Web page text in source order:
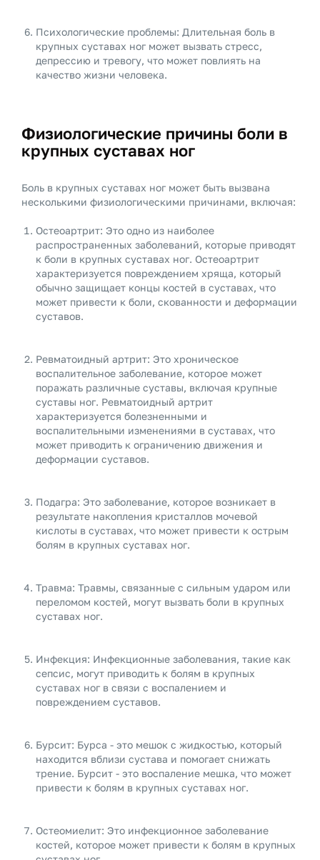
Психологические проблемы: Длительная боль в
крупных суставах ног может вызвать стресс,
депрессию и тревогу, что может повлиять на
качество жизни человека.
Физиологические причины боли в
крупных суставах ног
Боль в крупных суставах ног может быть вызвана
несколькими физиологическими причинами, включая:
Остеоартрит: Это одно из наиболее
распространенных заболеваний, которые приводят
к боли в крупных суставах ног. Остеоартрит
характеризуется повреждением хряща, который
обычно защищает концы костей в суставах, что
может привести к боли, скованности и деформации
суставов.
Ревматоидный артрит: Это хроническое
воспалительное заболевание, которое может
поражать различные суставы, включая крупные
суставы ног. Ревматоидный артрит
характеризуется болезненными и
воспалительными изменениями в суставах, что
может приводить к ограничению движения и
деформации суставов.
Подагра: Это заболевание, которое возникает в
результате накопления кристаллов мочевой
кислоты в суставах, что может привести к острым
болям в крупных суставах ног.
Травма: Травмы, связанные с сильным ударом или
переломом костей, могут вызвать боли в крупных
суставах ног.
Инфекция: Инфекционные заболевания, такие как
сепсис, могут приводить к болям в крупных
суставах ног в связи с воспалением и
повреждением суставов.
Бурсит: Бурса - это мешок с жидкостью, который
находится вблизи сустава и помогает снижать
трение. Бурсит - это воспаление мешка, что может
привести к болям в крупных суставах ног.
Остеомиелит: Это инфекционное заболевание
костей, которое может привести к болям в крупных